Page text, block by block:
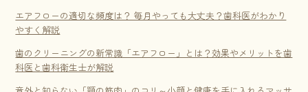
エアフローの適切な頻度は？ 毎月やっても大丈夫？歯科医がわかり
やすく解説
歯のクリーニングの新常識「エアフロー」とは？効果やメリットを歯
科医と歯科衛生士が解説